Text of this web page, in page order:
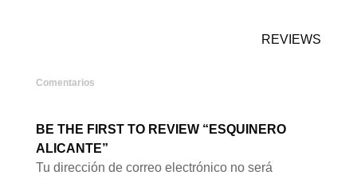
REVIEWS
Comentarios
BE THE FIRST TO REVIEW “ESQUINERO
ALICANTE”
Tu dirección de correo electrónico no será